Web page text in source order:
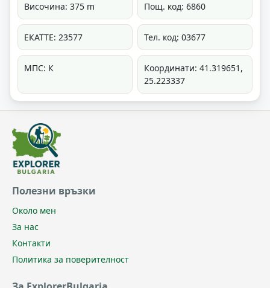
Височина: 375 m Пощ. код: 6860
ЕКАТТЕ: 23577 Тел. код: 03677
МПС: К
Координати: 41.319651,
25.223337
Полезни връзки
Около мен
За нас
Контакти
Политика за поверителност